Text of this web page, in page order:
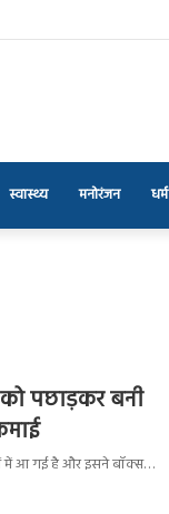
स्वास्थ्य मनोरंजन धर्म
पछाड़कर बनी
में आ गई है और इसने बॉक्स…